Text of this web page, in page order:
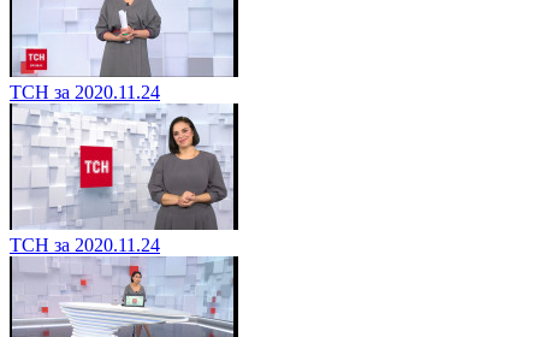
ТСН за 2020.11.24
ТСН за 2020.11.24